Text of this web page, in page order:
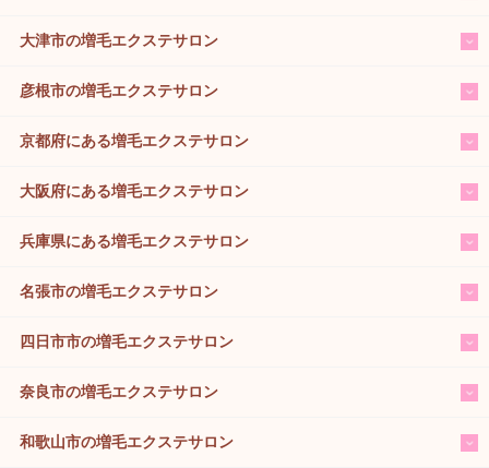
大津市の増毛エクステサロン
彦根市の増毛エクステサロン
京都府にある増毛エクステサロン
大阪府にある増毛エクステサロン
兵庫県にある増毛エクステサロン
名張市の増毛エクステサロン
四日市市の増毛エクステサロン
奈良市の増毛エクステサロン
和歌山市の増毛エクステサロン